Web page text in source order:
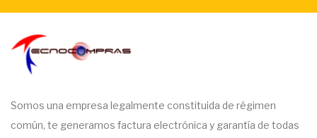
Somos una empresa legalmente constituida de régimen
común, te generamos factura electrónica y garantía de todas